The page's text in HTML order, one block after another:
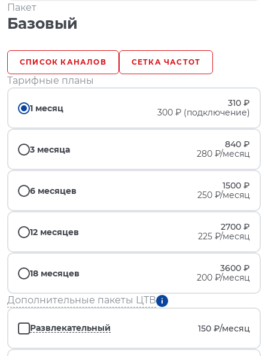
Пакет
Базовый
СПИСОК КАНАЛОВ СЕТКА ЧАСТОТ
Тарифные планы
1 месяц
310 ₽
300 ₽ (подключение)
3 месяца
840 ₽
280 ₽/месяц
6 месяцев
1500 ₽
250 ₽/месяц
12 месяцев
2700 ₽
225 ₽/месяц
18 месяцев
3600 ₽
200 ₽/месяц
Дополнительные пакеты ЦТВ
Развлекательный 150 ₽/месяц